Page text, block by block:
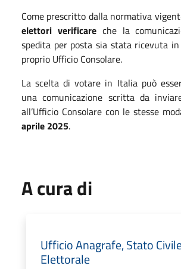
Come prescritto dalla normativa
elettori verificareche la
spedita per posta sia stata ricevuta
proprio Ufficio Consolare.
La scelta di votare in Italia può
una comunicazione scritta da
all’Ufficio Consolare con le stesse
aprile 2025.
A cura di
Ufficio Anagrafe, Stato
Elettorale